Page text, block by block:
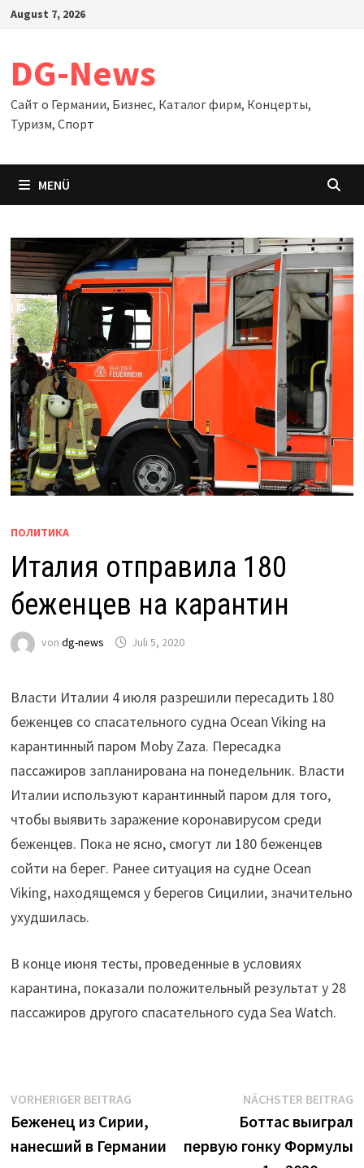
Zum
August 7, 2026
DG-News
Сайт о Германии, Бизнес, Каталог фирм, Концерты,
Туризм, Спорт
MENÜ
ПОЛИТИКА
Италия отправила 180
беженцев на карантин
von dg-news Juli 5, 2020
Власти Италии 4 июля разрешили пересадить 180
беженцев со спасательного судна Ocean Viking на
карантинный паром Moby Zaza. Пересадка
пассажиров запланирована на понедельник. Власти
Италии используют карантинный паром для того,
чтобы выявить заражение коронавирусом среди
беженцев. Пока не ясно, смогут ли 180 беженцев
сойти на берег. Ранее ситуация на судне Ocean
Viking, находящемся у берегов Сицилии, значительно
ухудшилась.
В конце июня тесты, проведенные в условиях
карантина, показали положительный результат у 28
пассажиров другого спасательного суда Sea Watch.
Beitrags-
Navigation
VORHERIGER BEITRAGVorheriger
Beitrag:
Беженец из Сирии,
нанесший в Германии
NÄCHSTER BEITRAG
Боттас выиграл
первую гонку Формулы